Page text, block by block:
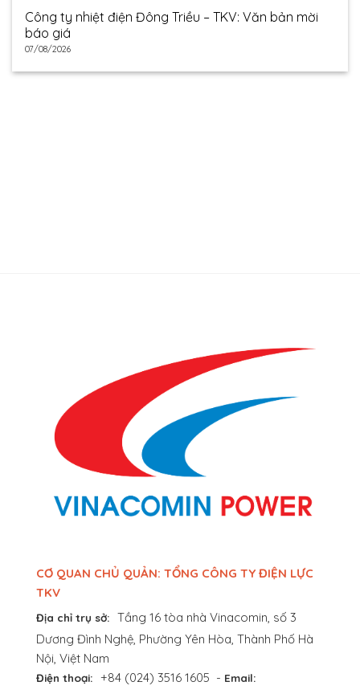
Công ty nhiệt điện Đông Triều – TKV: Văn bản mời
báo giá
07/08/2026
CƠ QUAN CHỦ QUẢN: TỔNG CÔNG TY ĐIỆN LỰC
TKV
Địa chỉ trụ sở: Tầng 16 tòa nhà Vinacomin, số 3
Dương Đình Nghệ, Phường Yên Hòa, Thành Phố Hà
Nội, Việt Nam
Điện thoại: +84 (024) 3516 1605 - Email: